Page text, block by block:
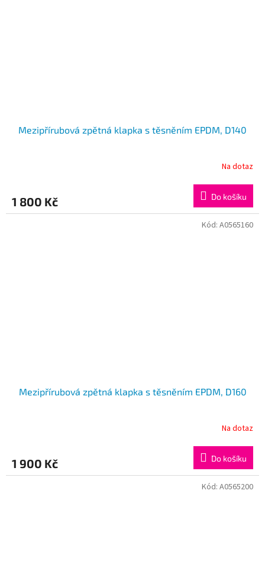
Mezipřírubová zpětná klapka s těsněním EPDM, D140
Na dotaz
1 800 Kč Do košíku
Mezipřírubová zpětná klapka s těsněním EPDM, D160
Na dotaz
1 900 Kč Do košíku
Kód: A0565160
Kód: A0565200